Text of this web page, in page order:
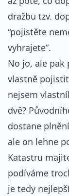
dražbu tzv.
“pojistěte
vyhrajete”.
No jo, ale pak
vlastně
nejsem
dvě?
dostane
ale on lehne
Katastru
podíváme
je tedy